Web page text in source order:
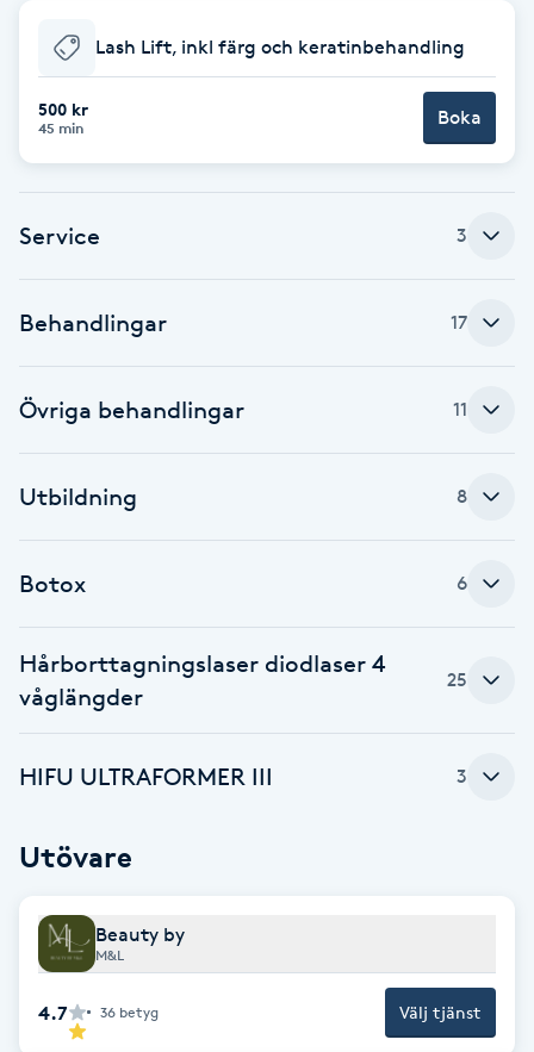
Babylights
Balayage
Barber
Barnklippning
Bottenfärg
Brynformning
Brynplockning
Bröllopsuppsättning
Celluliter
Coachning
Color correction
Lash Lift, inkl färg och keratinbehandling
500 kr
45 min Boka
Service 3
Behandlingar 17
Övriga behandlingar 11
Utbildning 8
Botox 6
Hårborttagningslaser diodlaser 4
våglängder
25
HIFU ULTRAFORMER III 3
Utövare
Beauty by
M&L
4.7 36 betyg Välj tjänst